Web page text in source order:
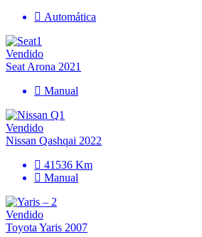
Automática
Vendido
Seat Arona 2021
Manual
Vendido
Nissan Qashqai 2022
41536 Km
Manual
Vendido
Toyota Yaris 2007